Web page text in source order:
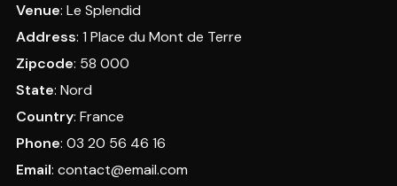
Venue: Le Splendid
Address: 1 Place du Mont de Terre
Zipcode: 58 000
State: Nord
Country: France
Phone: 03 20 56 46 16
Email: contact@email.com